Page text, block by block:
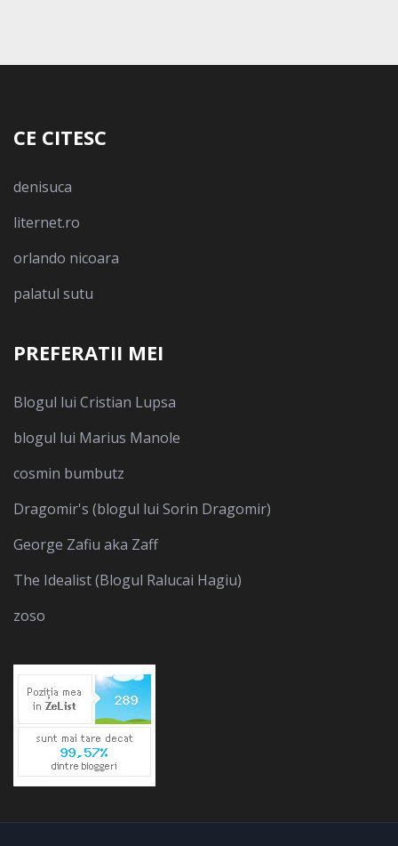
CE CITESC
denisuca
liternet.ro
orlando nicoara
palatul sutu
PREFERATII MEI
Blogul lui Cristian Lupsa
blogul lui Marius Manole
cosmin bumbutz
Dragomir's (blogul lui Sorin Dragomir)
George Zafiu aka Zaff
The Idealist (Blogul Ralucai Hagiu)
zoso